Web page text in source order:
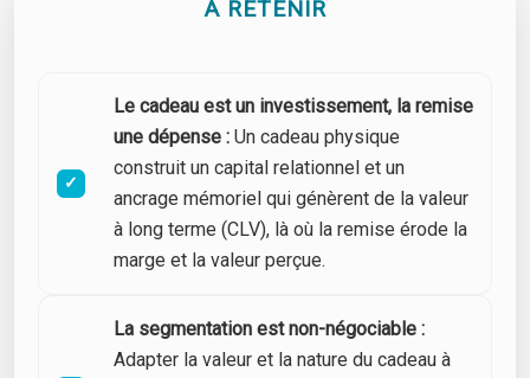
À RETENIR
Le cadeau est un investissement, la remise
une dépense : Un cadeau physique
construit un capital relationnel et un
ancrage mémoriel qui génèrent de la valeur
à long terme (CLV), là où la remise érode la
marge et la valeur perçue.
La segmentation est non-négociable :
Adapter la valeur et la nature du cadeau à